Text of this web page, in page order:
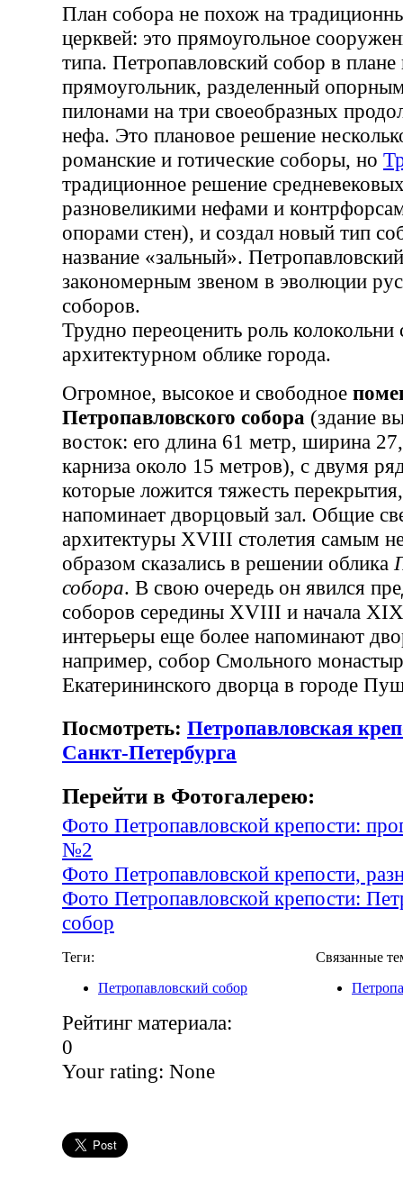
План собора не похож на
церквей: это прямоугольное
типа. Петропавловский собор в плане
прямоугольник, разделенный
пилонами на три своеобразных
нефа. Это плановое решение
романские и готические соборы, но
традиционное решение
разновеликими нефами и
опорами стен), и создал новый тип
название «зальный».
закономерным звеном в эволюции
соборов.
Трудно переоценить роль колокольни
архитектурном облике города.
Огромное, высокое и свободное
Петропавловского собора (здание
восток: его длина 61 метр, ширина
карниза около 15 метров), с двумя
которые ложится тяжесть
напоминает дворцовый зал. Общие
архитектуры XVIII столетия самым
образом сказались в решении облика
собора. В свою очередь он явился
соборов середины XVIII и начала XIX
интерьеры еще более напоминают
например, собор Смольного
Екатерининского дворца в городе
Посмотреть: Петропавловская
Санкт-Петербурга
Перейти в Фотогалерею:
Фото Петропавловской крепости:
№2
Фото Петропавловской крепости,
Фото Петропавловской крепости:
собор
Теги:
Петропавловский собор
Связанные
Рейтинг материала:
0
Your rating: None